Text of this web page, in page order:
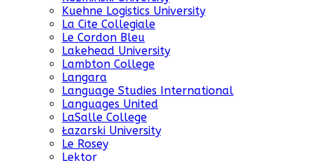
Kuehne Logistics University
La Cite Collegiale
Le Cordon Bleu
Lakehead University
Lambton College
Langara
Language Studies International
Languages United
LaSalle College
Łazarski University
Le Rosey
Lektor